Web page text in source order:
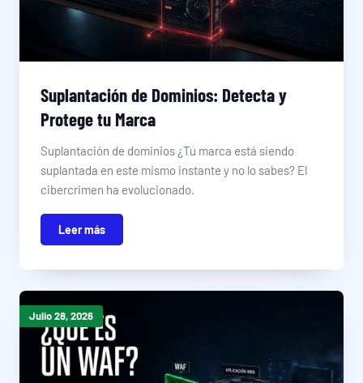
Suplantación de Dominios: Detecta y
Protege tu Marca
Suplantación de dominios ¿Tu marca está siendo
suplantada en este mismo instante y no lo sabes? El
cibercrimen ha evolucionado.
Leer más
Julio 28, 2026